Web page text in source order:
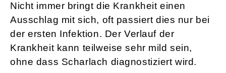
Nicht immer bringt die Krankheit einen
Ausschlag mit sich, oft passiert dies nur bei
der ersten Infektion. Der Verlauf der
Krankheit kann teilweise sehr mild sein,
ohne dass Scharlach diagnostiziert wird.